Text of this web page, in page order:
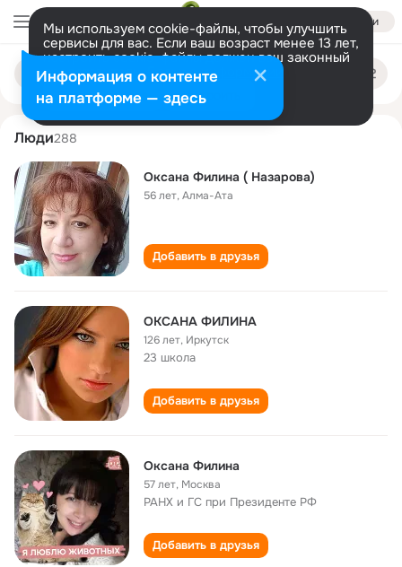
Войти
Мы используем cookie-файлы, чтобы улучшить
сервисы для вас. Если ваш возраст менее 13 лет,
настроить cookie-файлы должен ваш законный
представитель. Больше информации
Разрешить все Настроить
Поиск
людям
oksana filina
Люди288
Оксана Филина ( Назарова)
56 лет,Алма-Ата
Добавить в друзья
ОКСАНА ФИЛИНА
126 лет, Иркутск
23 школа
Добавить в друзья
Оксана Филина
57 лет, Москва
РАНХ и ГС при Президенте РФ
Добавить в друзья
Информация о контенте
на платформе — здесь